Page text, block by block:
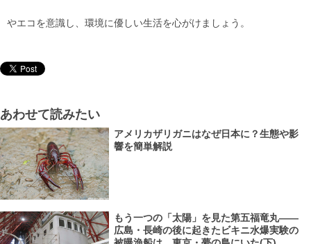
やエコを意識し、環境に優しい生活を心がけましょう。
あわせて読みたい
アメリカザリガニはなぜ日本に？生態や影
響を簡単解説
もう一つの「太陽」を見た第五福竜丸――
広島・長崎の後に起きたビキニ水爆実験の